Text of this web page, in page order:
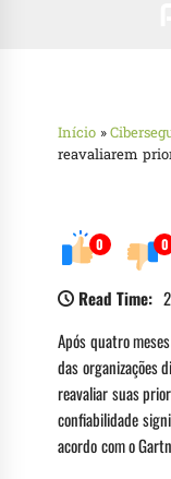
Início »
reavaliarem
0 0
Read Time:
Após quatro
das organizações
reavaliar suas
confiabilidade
acordo com o